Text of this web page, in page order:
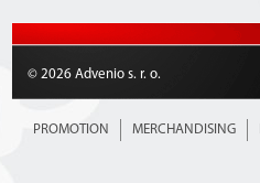
© 2026 Advenio s. r. o.
PROMOTION MERCHANDISING